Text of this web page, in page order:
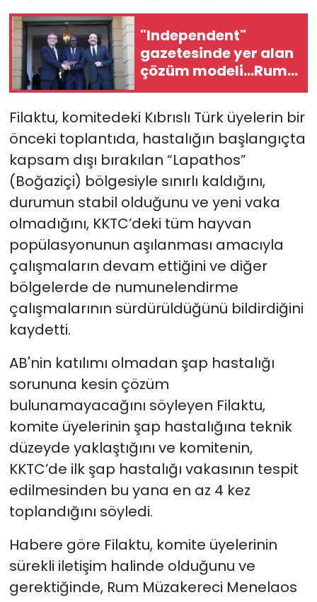
"Independent"
gazetesinde yer alan
çözüm modeli...Rum
Yönetiminden
tavsiyesi
Filaktu, komitedeki Kıbrıslı Türk üyelerin bir
önceki toplantıda, hastalığın başlangıçta
kapsam dışı bırakılan “Lapathos”
(Boğaziçi) bölgesiyle sınırlı kaldığını,
durumun stabil olduğunu ve yeni vaka
olmadığını, KKTC’deki tüm hayvan
popülasyonunun aşılanması amacıyla
çalışmaların devam ettiğini ve diğer
bölgelerde de numunelendirme
çalışmalarının sürdürüldüğünü bildirdiğini
kaydetti.
AB'nin katılımı olmadan şap hastalığı
sorununa kesin çözüm
bulunamayacağını söyleyen Filaktu,
komite üyelerinin şap hastalığına teknik
düzeyde yaklaştığını ve komitenin,
KKTC’de ilk şap hastalığı vakasının tespit
edilmesinden bu yana en az 4 kez
toplandığını söyledi.
Habere göre Filaktu, komite üyelerinin
sürekli iletişim halinde olduğunu ve
gerektiğinde, Rum Müzakereci Menelaos